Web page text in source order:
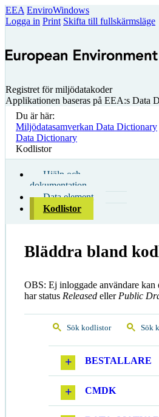
EEA EnviroWindows
Logga in Print Skifta till fullskärmsläge
Registret för miljödatakoder
Applikationen baseras på EEA:s Data
Du är här:
Miljödatasamverkan Data Dictionary
Data Dictionary
Kodlistor
Hjälp och
dokumentation
Data element
Kodlistor
Bläddra bland
OBS: Ej inloggade användare kan
har status Released eller Public
Sök kodlistor Sök
BESTALLARE
CMDK